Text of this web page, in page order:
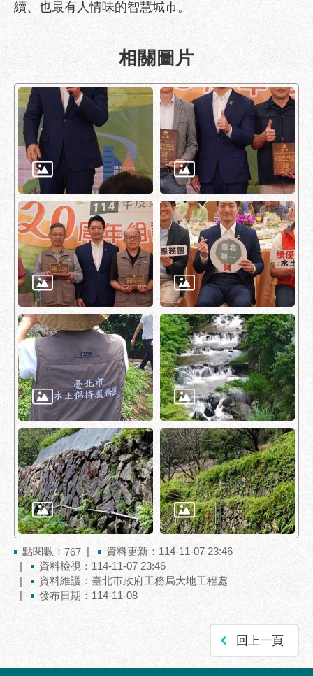
服
務
通
常
問
答
雙
語
詞
彙
陳
情
系
統
政
府
網
站
資
料
開
放
宣
告
隱
私
權
及
資
訊
策
續、也最有人情味的智慧城市。
相關圖片
點閱數： 767
資料更新：114-11-07 23:46
資料檢視：114-11-07 23:46
資料維護：臺北市政府工務局大地工程處
發布日期：114-11-08
回上一頁